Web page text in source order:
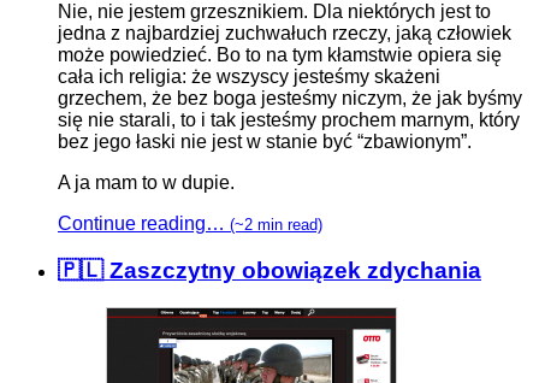
Nie, nie jestem grzesznikiem. Dla niektórych jest to
jedna z najbardziej zuchwałuch rzeczy, jaką człowiek
może powiedzieć. Bo to na tym kłamstwie opiera się
cała ich religia: że wszyscy jesteśmy skażeni
grzechem, że bez boga jesteśmy niczym, że jak byśmy
się nie starali, to i tak jesteśmy prochem marnym, który
bez jego łaski nie jest w stanie być “zbawionym”.
A ja mam to w dupie.
Continue reading… (~2 min read)
🇵🇱 Zaszczytny obowiązek zdychania